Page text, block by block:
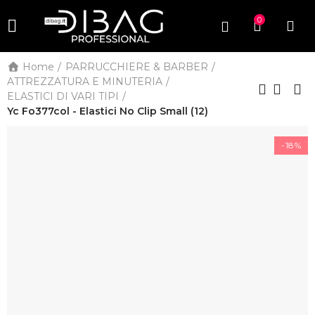
0
Home
PARRUCCHIERE & BARBER
ATTREZZATURA E MINUTERIA
ELASTICI DI VARI TIPI
Yc Fo377col - Elastici No Clip Small (12)
-18%